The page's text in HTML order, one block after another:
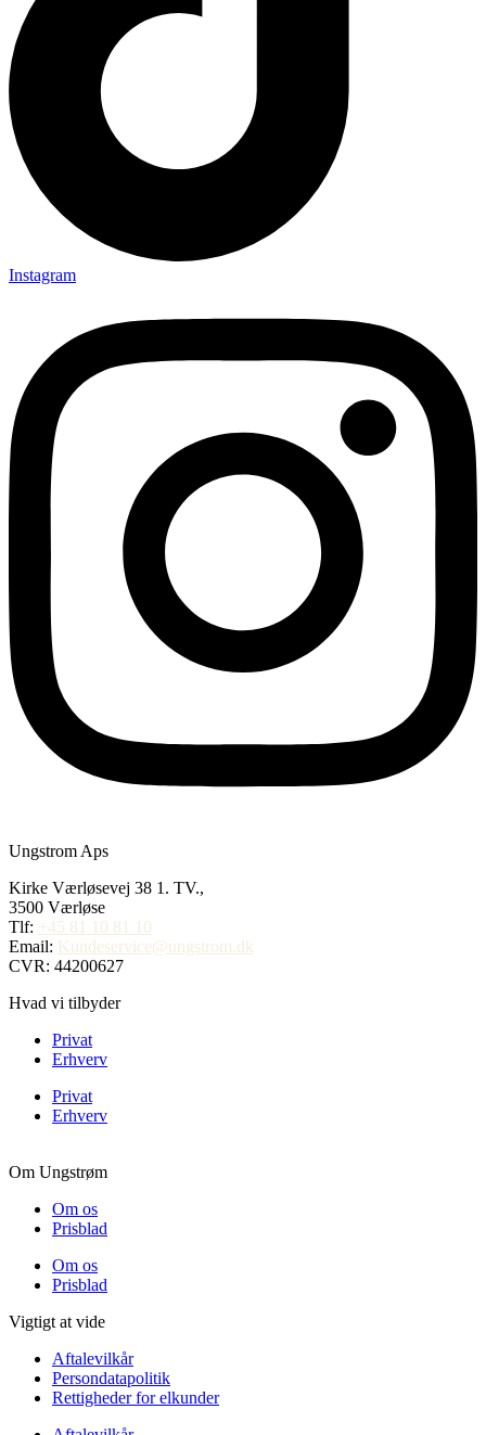
Instagram
Ungstrom Aps
Kirke Værløsevej 38 1. TV.,
3500 Værløse
Tlf: +45 81 10 81 10
Email: Kundeservice@ungstrom.dk
CVR: 44200627
Hvad vi tilbyder
Privat
Erhverv
Privat
Erhverv
Om Ungstrøm
Om os
Prisblad
Om os
Prisblad
Vigtigt at vide
Aftalevilkår
Persondatapolitik
Rettigheder for elkunder